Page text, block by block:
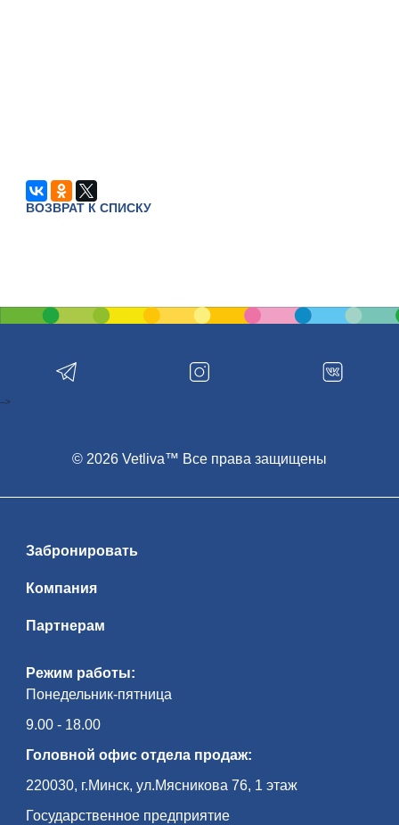
ВОЗВРАТ К СПИСКУ
Режим работы:
Понедельник-пятница
9.00 - 18.00
Головной офис отдела продаж:
220030, г.Минск, ул.Мясникова 76, 1 этаж
Государственное предприятие
Забронировать
Компания
Партнерам
© 2026 Vetliva™ Все права защищены
-->